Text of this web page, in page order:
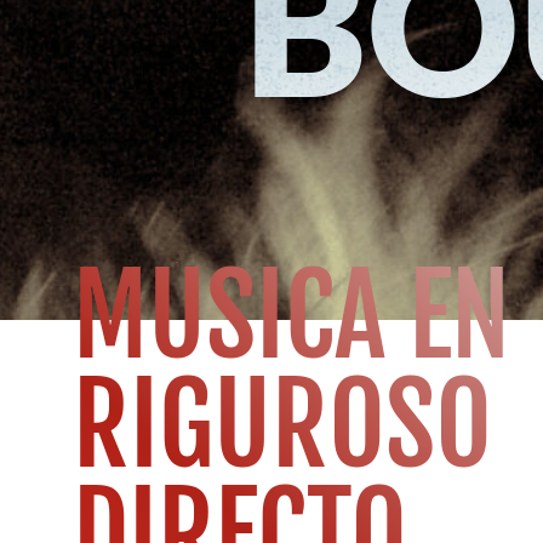
MÚSICA EN
RIGUROSO